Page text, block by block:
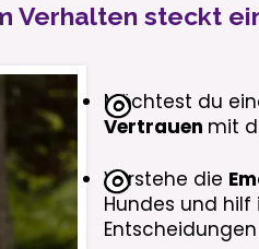
Verhalten steckt
Möchtest du
Vertrauen mit
Verstehe die
Hundes und